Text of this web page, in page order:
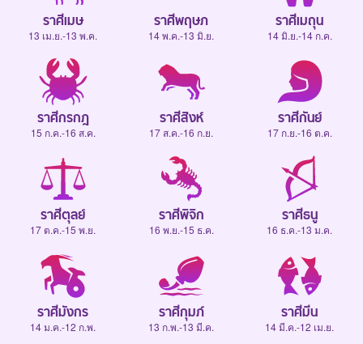
ราศีเมษ
13 เม.ย.-13 พ.ค.
ราศีพฤษภ
14 พ.ค.-13 มิ.ย.
ราศีเมถุน
14 มิ.ย.-14 ก.ค.
ราศีกรกฎ
15 ก.ค.-16 ส.ค.
ราศีสิงห์
17 ส.ค.-16 ก.ย.
ราศีกันย์
17 ก.ย.-16 ต.ค.
ราศีตุลย์
17 ต.ค.-15 พ.ย.
ราศีพิจิก
16 พ.ย.-15 ธ.ค.
ราศีธนู
16 ธ.ค.-13 ม.ค.
ราศีมังกร
14 ม.ค.-12 ก.พ.
ราศีกุมภ์
13 ก.พ.-13 มี.ค.
ราศีมีน
14 มี.ค.-12 เม.ย.